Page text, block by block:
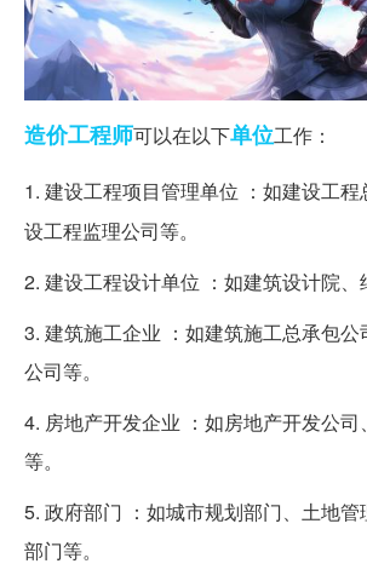
造价工程师可以在以下单位工作：
1. 建设工程项目管理单位 ：如建设工程
设工程监理公司等。
2. 建设工程设计单位 ：如建筑设计院、
3. 建筑施工企业 ：如建筑施工总承包
公司等。
4. 房地产开发企业 ：如房地产开发公司
等。
5. 政府部门 ：如城市规划部门、土地
部门等。